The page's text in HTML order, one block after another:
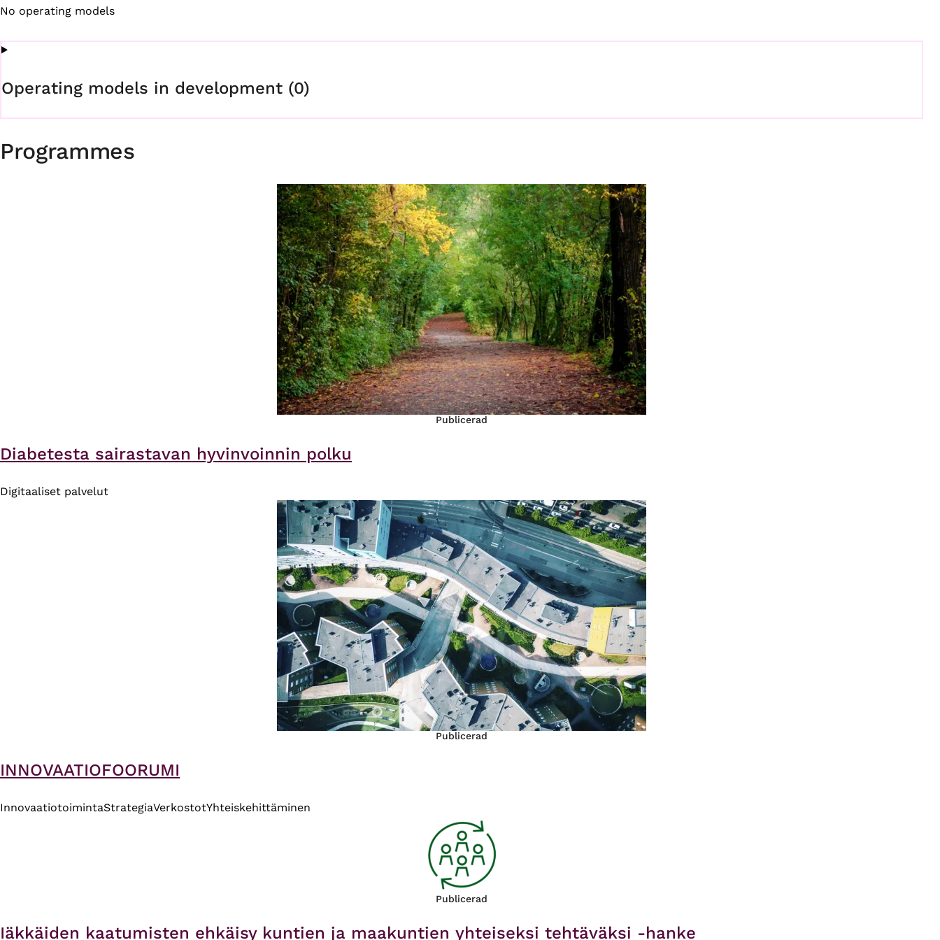
No operating models
Operating models in development (0)
Programmes
Publicerad
Diabetesta sairastavan hyvinvoinnin polku
Digitaaliset palvelut
Publicerad
INNOVAATIOFOORUMI
InnovaatiotoimintaStrategiaVerkostotYhteiskehittäminen
Publicerad
Iäkkäiden kaatumisten ehkäisy kuntien ja maakuntien yhteiseksi tehtäväksi -hanke